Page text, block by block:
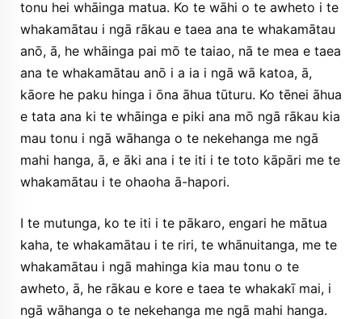
tonu hei whāinga matua. Ko te wāhi o te awheto i te
whakamātau i ngā rākau e taea ana te whakamātau
anō, ā, he whāinga pai mō te taiao, nā te mea e taea
ana te whakamātau anō i a ia i ngā wā katoa, ā,
kāore he paku hinga i ōna āhua tūturu. Ko tēnei āhua
e tata ana ki te whāinga e piki ana mō ngā rākau kia
mau tonu i ngā wāhanga o te nekehanga me ngā
mahi hanga, ā, e āki ana i te iti i te toto kāpāri me te
whakamātau i te ohaoha ā-hapori.
I te mutunga, ko te iti i te pākaro, engari he mātua
kaha, te whakamātau i te riri, te whānuitanga, me te
whakamātau i ngā mahinga kia mau tonu o te
awheto, ā, he rākau e kore e taea te whakakī mai, i
ngā wāhanga o te nekehanga me ngā mahi hanga.